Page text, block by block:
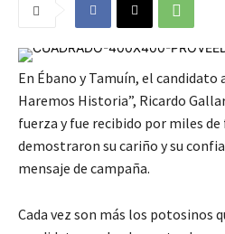
En Ébano y Tamuín, el
Haremos Historia”, Ricardo
fuerza y fue recibido por miles
demostraron su cariño y su
mensaje de campaña.
Cada vez son más los potosinos